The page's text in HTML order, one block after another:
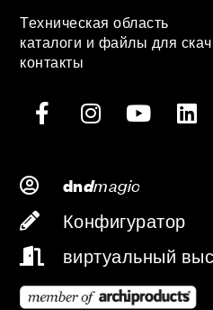
Техническая область
каталоги и файлы для
контакты
dndmagic
Конфигуратор
виртуальный